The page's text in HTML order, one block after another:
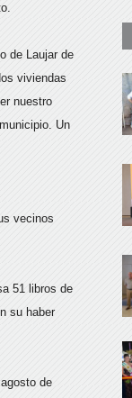
de Laujar de
viviendas
nuestro
Un
vecinos
51 libros de
su haber
de